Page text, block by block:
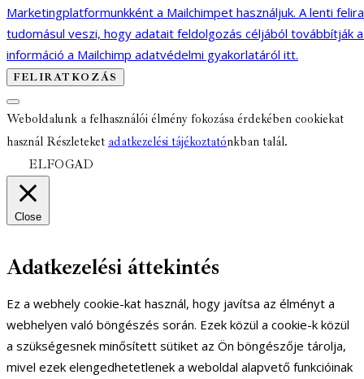
Marketingplatformunkként a Mailchimpet használjuk. A lenti
tudomásul veszi, hogy adatait feldolgozás céljából továbbítják
információ a Mailchimp adatvédelmi gyakorlatáról itt.
Weboldalunk a felhasználói élmény fokozása érdekében cookiekat
használ Részleteket adatkezelési tájékoztatónkban talál.
ELFOGAD
Close
Adatkezelési áttekintés
Ez a webhely cookie-kat használ, hogy javítsa az élményt a
webhelyen való böngészés során. Ezek közül a cookie-k közül
a szükségesnek minősített sütiket az Ön böngészője tárolja,
mivel ezek elengedhetetlenek a weboldal alapvető funkcióinak